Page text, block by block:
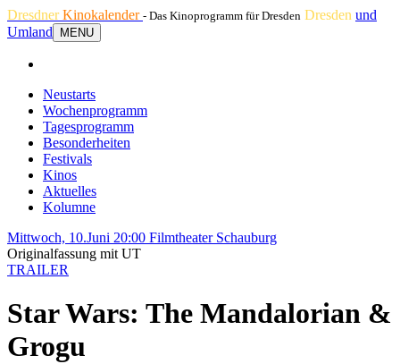
DresdnerKinokalender - Das Kinoprogramm für Dresden Dresden und
Umland
MENU
Neustarts
Wochenprogramm
Tagesprogramm
Besonderheiten
Festivals
Kinos
Aktuelles
Kolumne
Mittwoch, 10.Juni 20:00 Filmtheater Schauburg
Originalfassung mit UT
TRAILER
Star Wars: The Mandalorian &
Grogu